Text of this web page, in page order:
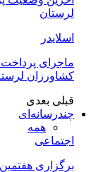
لرستان
اسلایدر
کشاورزان
قبلی بعدی
چندرسانه‌ای
همه
اجتماعی
برگزاری